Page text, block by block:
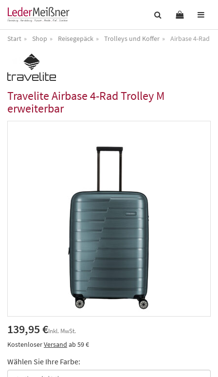
Start Shop Reisegepäck Trolleys und Koffer Airbase 4-Rad
TraveliteAirbase 4-Rad Trolley M
erweiterbar
139,95 €Inkl. MwSt.
KostenloserVersand ab 59 €
Wählen Sie Ihre Farbe: